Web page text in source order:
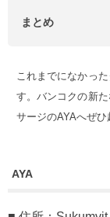
まとめ
これまでになかっ
す。バンコクの新
サージのAYAへぜひ
AYA